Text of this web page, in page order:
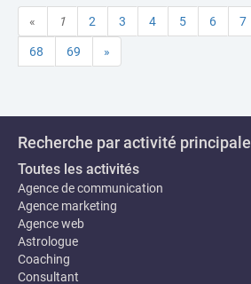
« 1 2 3 4 5 6 7
68 69 »
Recherche par activité principale
Toutes les activités
Agence de communication
Agence marketing
Agence web
Astrologue
Coaching
Consultant